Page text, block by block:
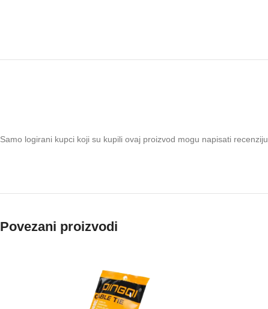
Samo logirani kupci koji su kupili ovaj proizvod mogu napisati recenziju.
Povezani proizvodi